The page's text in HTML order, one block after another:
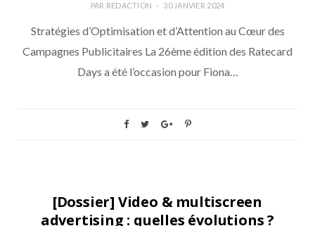
PAR REDACTION 30 JANVIER 2024
Stratégies d’Optimisation et d’Attention au Cœur des
Campagnes Publicitaires La 26ème édition des Ratecard
Days a été l’occasion pour Fiona…
[Dossier] Video & multiscreen
advertising : quelles évolutions ?